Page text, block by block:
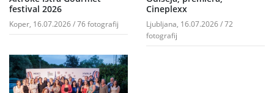
festival 2026
Koper, 16.07.2026 / 76 fotografij
Cineplexx
Ljubljana, 16.07.2026 / 72
fotografij